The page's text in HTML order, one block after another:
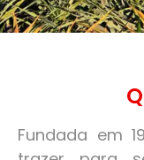
Fundada em